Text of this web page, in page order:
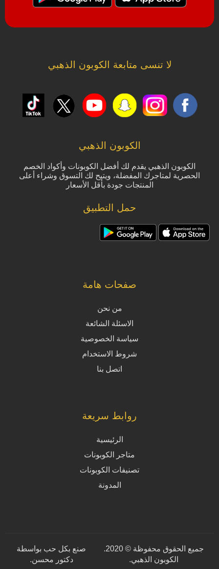
لا تنسى متابعة الكوبون الذهبي
الكوبون الذهبي
الكوبون الذهبي يقدم لك أفضل الكوبونات وأكواد الخصم
الحصرية لمتاجرك المفضلة، ويتيح لك التسوق وشراء أعلى
المنتجات جودة بأقل الأسعار
حمل التطبيق
صفحات هامة
من نحن
الاسئلة الشائعة
سياسة الخصوصية
شروط الاستخدام
اتصل بنا
روابط سريعة
الرئيسية
متاجر الكوبونات
تصنيفات الكوبونات
المدونة
جميع الحقوق محفوظة © 2020.
الكوبون الذهبي.
صنع بكل حب بواسطة
دكتور محسن.